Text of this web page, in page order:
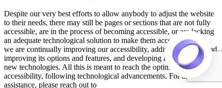
Despite our very best efforts to allow anybody to adjust the website
to their needs, there may still be pages or sections that are not fully
accessible, are in the process of becoming accessible, or are lacking
an adequate technological solution to make them accessible. Still,
we are continually improving our accessibility, adding, updating and
improving its options and features, and developing and adopting
new technologies. All this is meant to reach the optimal level of
accessibility, following technological advancements. For any
assistance, please reach out to